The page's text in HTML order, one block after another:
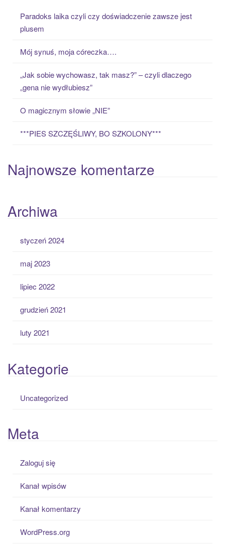
Paradoks laika czyli czy doświadczenie zawsze jest
plusem
Mój synuś, moja córeczka….
„Jak sobie wychowasz, tak masz?” – czyli dlaczego
„gena nie wydłubiesz”
O magicznym słowie „NIE”
***PIES SZCZĘŚLIWY, BO SZKOLONY***
Najnowsze komentarze
Archiwa
styczeń 2024
maj 2023
lipiec 2022
grudzień 2021
luty 2021
Kategorie
Uncategorized
Meta
Zaloguj się
Kanał wpisów
Kanał komentarzy
WordPress.org